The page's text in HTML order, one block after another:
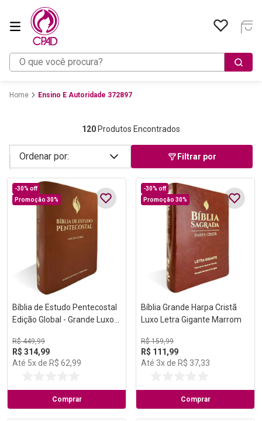
O que você procura?
Ensino E Autoridade 372897
120 Produtos Encontrados
Filtrar por
-30% off
Promoção 30%
Bíblia de Estudo Pentecostal
Edição Global - Grande Luxo
R$ 449,99
R$ 314,99
Até 5x de R$ 62,99
Comprar
-30% off
Promoção 30%
Bíblia Grande Harpa Cristã
Luxo Letra Gigante Marrom
R$ 159,99
R$ 111 ,99
Até 3x de R$ 37,33
Comprar